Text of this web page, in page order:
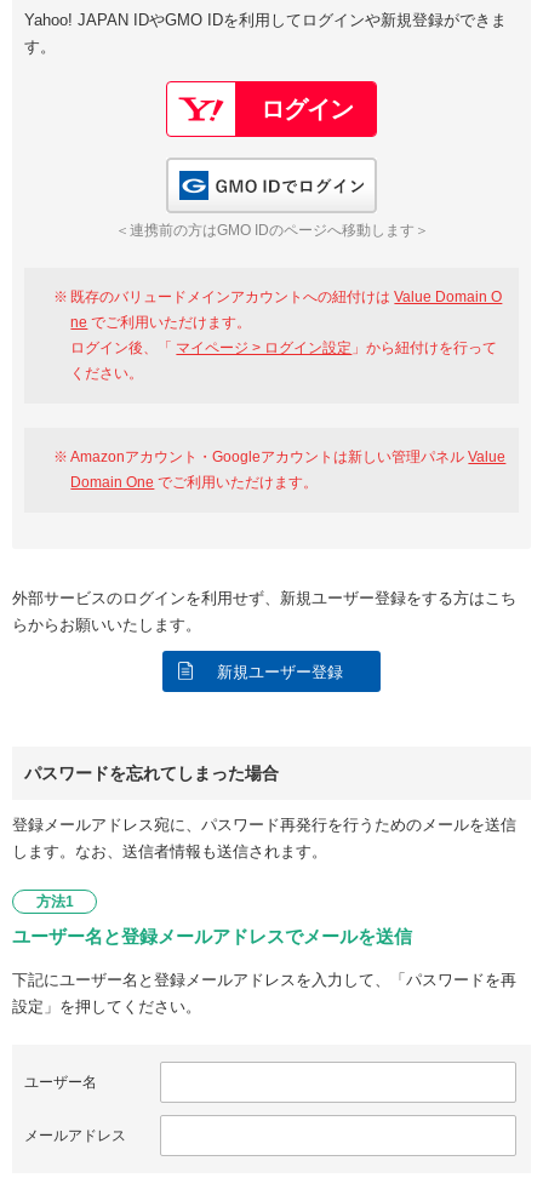
Google
GMO ID Amazon
※AmazonはValue Domain Oneのログイン画面へ遷移します
Value Domain Oneアカウント作成
以下でも登録可能
Google Yahoo!
GMO ID
Yahoo! JAPAN IDやGMO IDを利用してログインや新規登録ができま
す。
＜連携前の方はGMO IDのページへ移動します＞
既存のバリュードメインアカウントへの紐付けはValue Domain O
ne でご利用いただけます。
ログイン後、「 マイページ > ログイン設定 」から紐付けを行って
ください。
Amazonアカウント・Googleアカウントは新しい管理パネルValue
Domain One でご利用いただけます。
外部サービスのログインを利用せず、新規ユーザー登録をする方はこち
らからお願いいたします。
新規ユーザー登録
パスワードを忘れてしまった場合
登録メールアドレス宛に、パスワード再発行を行うためのメールを送信
します。なお、送信者情報も送信されます。
方法1
ユーザー名と登録メールアドレスでメールを送信
下記にユーザー名と登録メールアドレスを入力して、「パスワードを再
設定」を押してください。
ユーザー名
メールアドレス